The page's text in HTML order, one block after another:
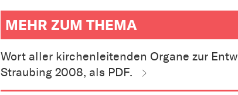
MEHR ZUM THEMA
zum
als
Downloads
Links
Wort aller kirchenleitenden Organe zur
Straubing 2008, als PDF.